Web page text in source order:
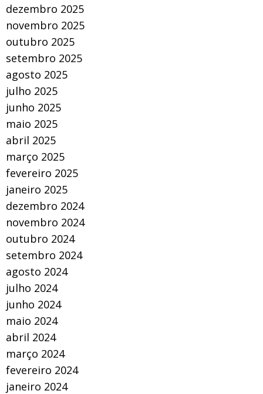
dezembro 2025
novembro 2025
outubro 2025
setembro 2025
agosto 2025
julho 2025
junho 2025
maio 2025
abril 2025
março 2025
fevereiro 2025
janeiro 2025
dezembro 2024
novembro 2024
outubro 2024
setembro 2024
agosto 2024
julho 2024
junho 2024
maio 2024
abril 2024
março 2024
fevereiro 2024
janeiro 2024